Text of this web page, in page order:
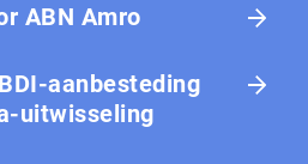
ABN Amro
aanbesteding
uitwisseling